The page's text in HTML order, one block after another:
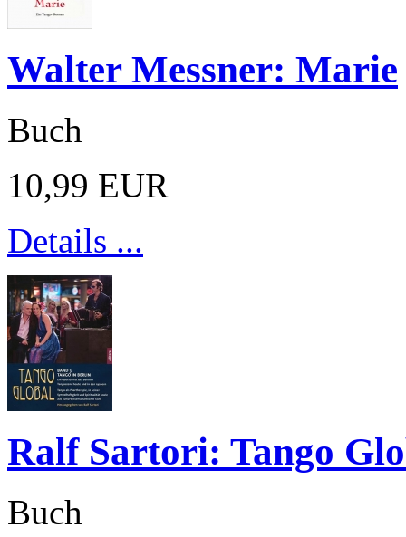
Walter Messner: Marie
Buch
10,99 EUR
Details ...
Ralf Sartori: Tango
Buch